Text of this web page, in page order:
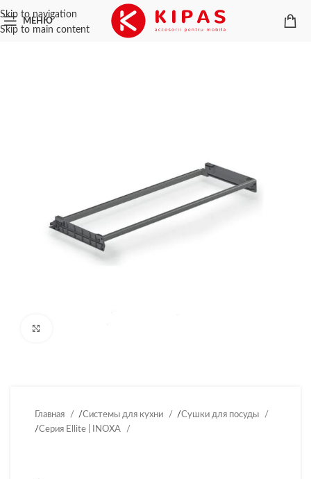
Skip to navigation
Skip to main content
МЕНЮ
Главная /Системы для кухни /Сушки для посуды
/Серия Ellite | INOXA